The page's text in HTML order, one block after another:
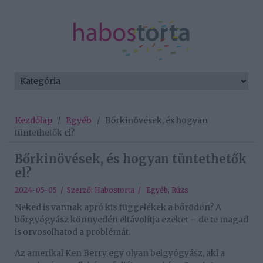
Kezdőlap / Egyéb / Bőrkinövések, és hogyan
tüntethetők el?
Bőrkinövések, és hogyan tüntethetők
el?
2024-05-05 / Szerző: Habostorta / Egyéb, Rúzs
Neked is vannak apró kis függelékek a bőrödön? A
bőrgyógyász könnyedén eltávolítja ezeket – de te magad
is orvosolhatod a problémát.
Az amerikai Ken Berry egy olyan belgyógyász, aki a